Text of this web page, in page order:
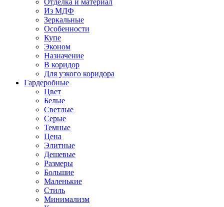
Отделка и материал
Из МДФ
Зеркальные
Особенности
Купе
Эконом
Назначение
В коридор
Для узкого коридора
Гардеробные
Цвет
Белые
Светлые
Серые
Темные
Цена
Элитные
Дешевые
Размеры
Большие
Маленькие
Стиль
Минимализм